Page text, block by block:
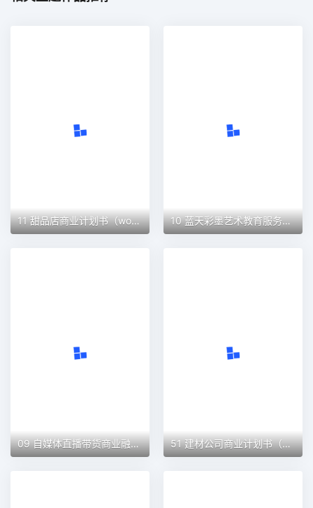
10 蓝天彩墨艺术教育服务平台商业计划书（word+ppt配套）创业计划书word模板
51 建材公司商业计划书（word+ppt配套）创业计划书word模板